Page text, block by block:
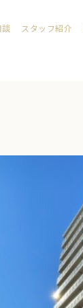
談 スタッフ紹介